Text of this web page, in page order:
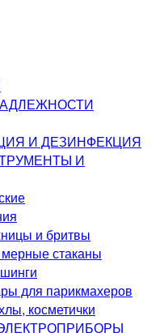
И ДЕЗИНФЕКЦИЯ
И
и бритвы
стаканы
для парикмахеров
косметички